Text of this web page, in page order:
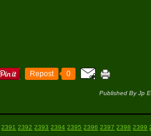
Repost 0
Published By Jp
2391 2392 2393 2394 2395 2396 2397 2398 2399